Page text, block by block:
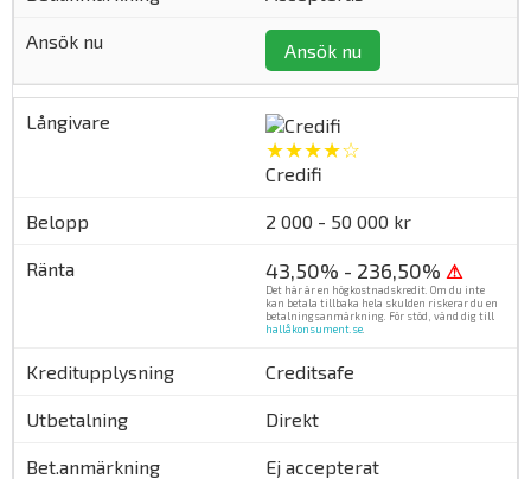
Ansök nu
★★★★☆
Credifi
2 000 - 50 000 kr
43,50% - 236,50% ⚠
Det här är en högkostnadskredit. Om du inte
kan betala tillbaka hela skulden riskerar du en
betalningsanmärkning. För stöd, vänd dig till
hallåkonsument.se
Creditsafe
Direkt
Ej accepterat